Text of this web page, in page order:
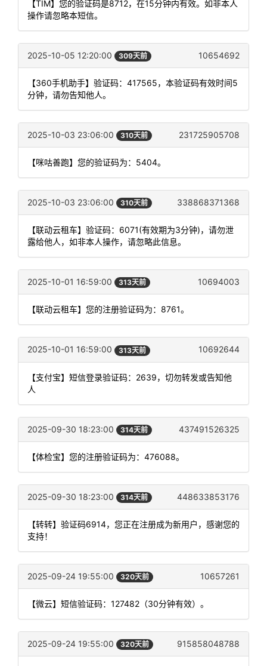
【TIM】您的验证码是8712，在15分钟内有效。如非本人
操作请忽略本短信。
2025-10-05 12:20:00 309天前 10654692
【360手机助手】验证码：417565，本验证码有效时间5
分钟，请勿告知他人。
2025-10-03 23:06:00 310天前 231725905708
【咪咕善跑】您的验证码为：5404。
2025-10-03 23:06:00 310天前 338868371368
【联动云租车】验证码：6071(有效期为3分钟)，请勿泄
露给他人，如非本人操作，请忽略此信息。
2025-10-01 16:59:00 313天前 10694003
【联动云租车】您的注册验证码为：8761。
2025-10-01 16:59:00 313天前 10692644
【支付宝】短信登录验证码：2639，切勿转发或告知他
人
2025-09-30 18:23:00 314天前 437491526325
【体检宝】您的注册验证码为：476088。
2025-09-30 18:23:00 314天前 448633853176
【转转】验证码6914，您正在注册成为新用户，感谢您的
支持！
2025-09-24 19:55:00 320天前 10657261
【微云】短信验证码：127482（30分钟有效）。
2025-09-24 19:55:00 320天前 915858048788